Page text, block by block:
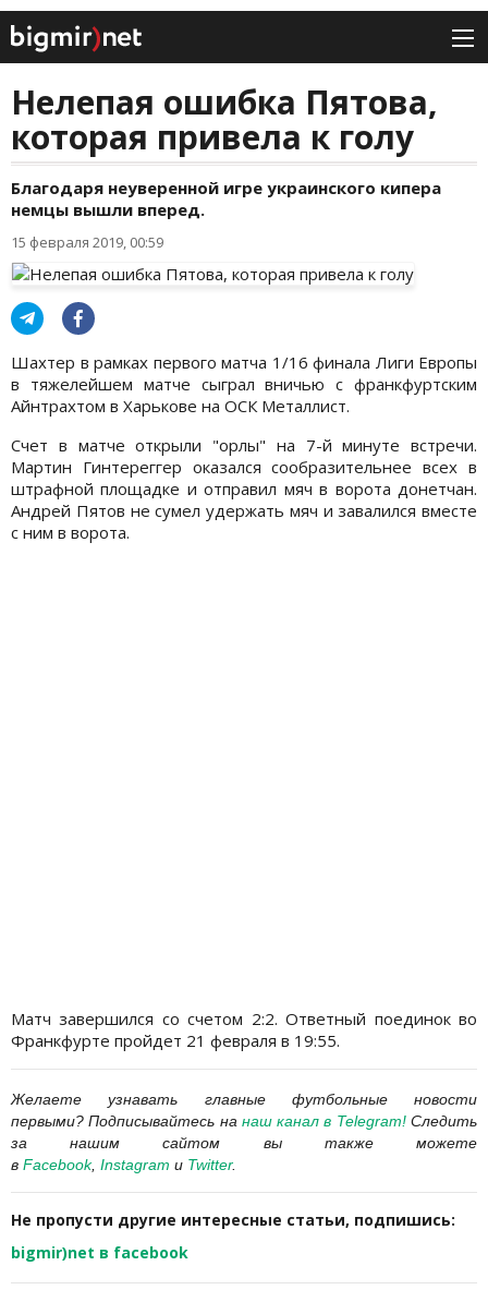
Нелепая ошибка Пятова,
которая привела к голу
Благодаря неуверенной игре украинского кипера
немцы вышли вперед.
15 февраля 2019, 00:59
Шахтер в рамках первого матча 1/16 финала Лиги Европы
в тяжелейшем матче сыграл вничью с франкфуртским
Айнтрахтом в Харькове на ОСК Металлист.
Счет в матче открыли "орлы" на 7-й минуте встречи.
Мартин Гинтереггер оказался сообразительнее всех в
штрафной площадке и отправил мяч в ворота донетчан.
Андрей Пятов не сумел удержать мяч и завалился вместе
с ним в ворота.
Матч завершился со счетом 2:2. Ответный поединок во
Франкфурте пройдет 21 февраля в 19:55.
Желаете узнавать главные футбольные новости
первыми? Подписывайтесь на наш канал в Telegram! Следить
за нашим сайтом вы также можете
в Facebook, Instagram и Twitter.
Не пропусти другие интересные статьи, подпишись:
bigmir)net в facebook